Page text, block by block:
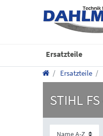
Ersatzteile
Ersatzteile
STIHL